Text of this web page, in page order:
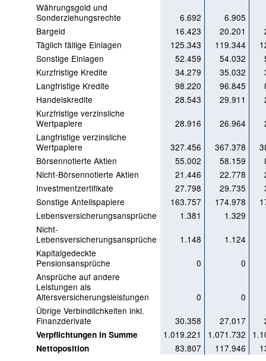
Währungsgold und
Sonderziehungsrechte
6.692
6.905
Bargeld
16.423 20.201
Täglich fällige Einlagen
125.343 119.344
Sonstige Einlagen
52.459 54.032
Kurzfristige Kredite
34.279 35.032
Langfristige Kredite
98.220 96.845
Handelskredite
28.543 29.911
Kurzfristige verzinsliche
Wertpapiere
28.916 26.964
Langfristige verzinsliche
Wertpapiere
327.456 367.378
Börsennotierte Aktien
55.002 58.159
Nicht-Börsennotierte Aktien
21.446 22.778
Investmentzertifikate
27.798 29.735
Sonstige Anteilspapiere
163.757 174.978
Lebensversicherungsansprüche
1.381
1.329
Nicht-
Lebensversicherungsansprüche
1.148
1.124
Kapitalgedeckte
Pensionsansprüche
0
0
Ansprüche auf andere
Leistungen als
Altersversicherungsleistungen
0
0
Übrige Verbindlichkeiten inkl.
Finanzderivate
30.358 27.017
Verpflichtungen in Summe 1.019.221 1.071.732
Nettoposition 83.807 117.946